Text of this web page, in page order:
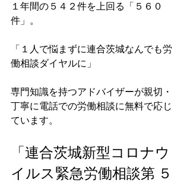
１年間の５４２件を上回る「５６０
件」。
「１人で悩まずに連合茨城なんでも労
働相談ダイヤルに」
専門知識を持つアドバイザーが親切・
丁寧に電話での労働相談に無料で応じ
ています。
「連合茨城新型コロナウ
イルス緊急労働相談第 ５